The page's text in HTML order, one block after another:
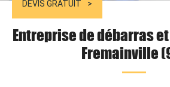
DEVIS GRATUIT
Entreprise de débarras
Fremainville